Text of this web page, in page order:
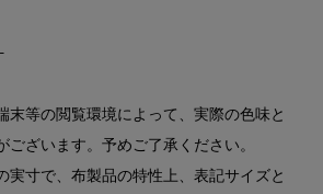
等の閲覧環境によって、実際の色味と
ざいます。予めご了承ください。
寸で、布製品の特性上、表記サイズと